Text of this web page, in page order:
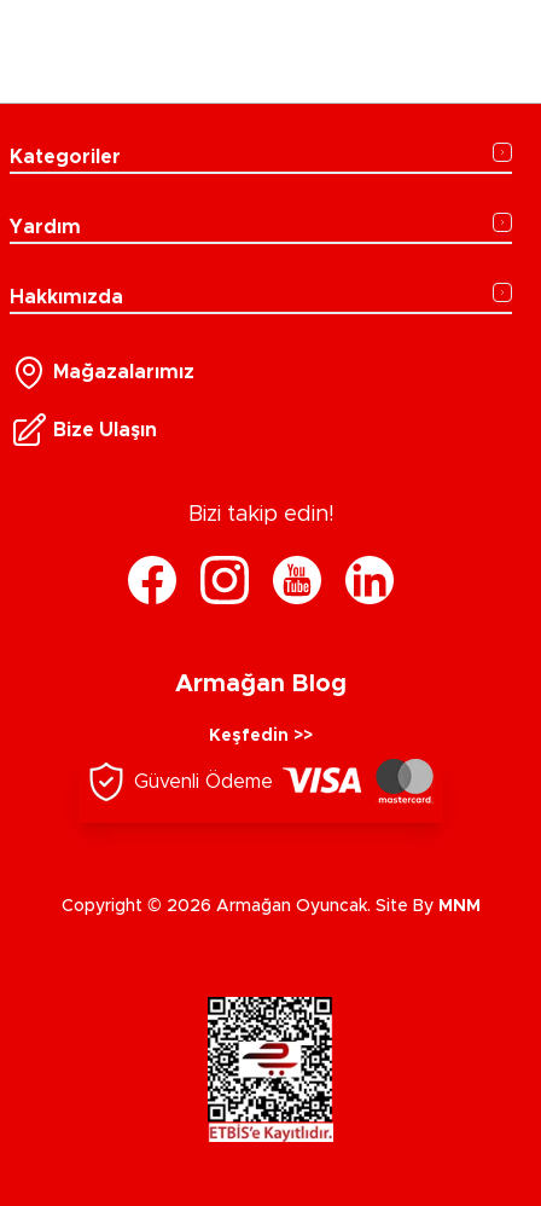
Kategoriler
Yardım
Hakkımızda
Mağazalarımız
Bize Ulaşın
Bizi takip edin!
Armağan Blog
Keşfedin >>
Güvenli Ödeme
Copyright © 2026 Armağan Oyuncak. Site By MNM